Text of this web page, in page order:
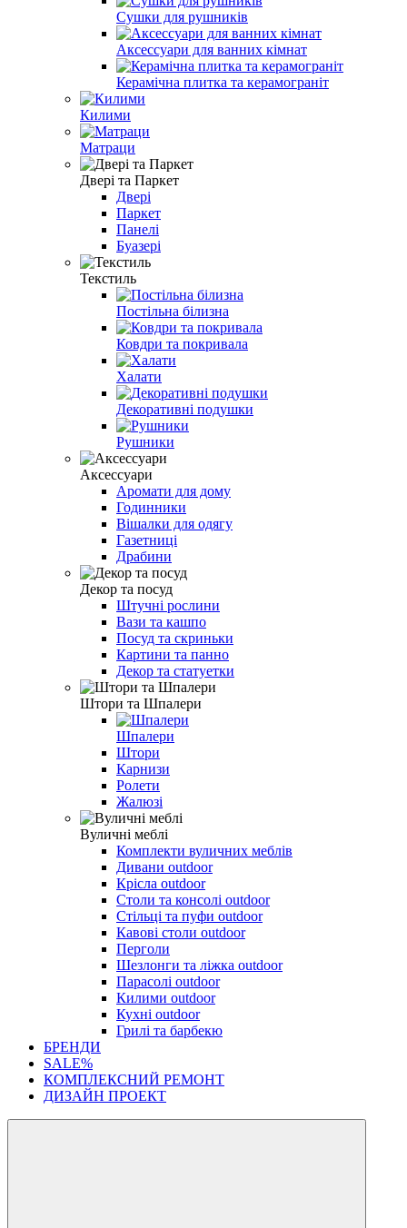
Сушки для рушників
Аксессуари для ванних кімнат
Керамічна плитка та керамограніт
Килими
Матраци
Двері та Паркет
Двері
Паркет
Панелі
Буазері
Текстиль
Постільна білизна
Ковдри та покривала
Халати
Декоративні подушки
Рушники
Аксессуари
Аромати для дому
Годинники
Вішалки для одягу
Газетниці
Драбини
Декор та посуд
Штучні рослини
Вази та кашпо
Посуд та скриньки
Картини та панно
Декор та статуетки
Штори та Шпалери
Шпалери
Штори
Карнизи
Ролети
Жалюзі
Вуличні меблі
Комплекти вуличних меблів
Дивани outdoor
Крісла outdoor
Столи та консолі outdoor
Стільці та пуфи outdoor
Кавові столи outdoor
Перголи
Шезлонги та ліжка outdoor
Парасолі outdoor
Килими outdoor
Кухні outdoor
Грилі та барбекю
БРЕНДИ
SALE%
КОМПЛЕКСНИЙ РЕМОНТ
ДИЗАЙН ПРОЕКТ